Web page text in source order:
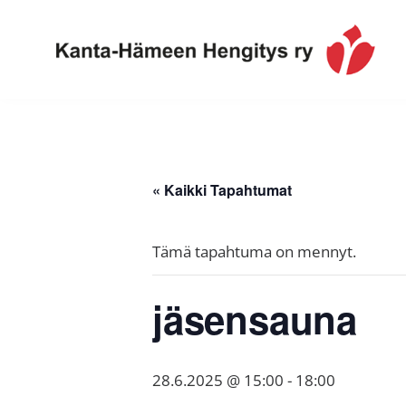
ensisijaiseen
valikkoon
pääsisältöön
alatunnisteeseen
Hengitys
keuhkoahtaumatauti,uniapnea,
« Kaikki Tapahtumat
Tämä tapahtuma on mennyt.
jäsensauna
28.6.2025 @ 15:00 - 18:00